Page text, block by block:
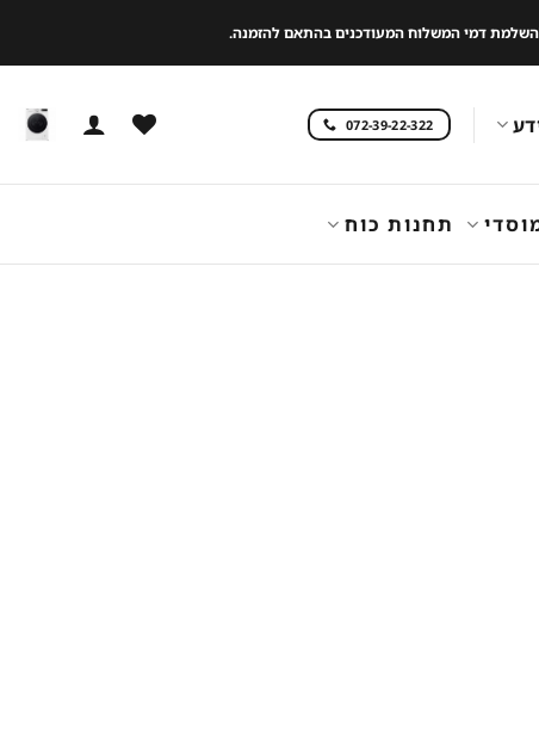
דמי המשלוח המעודכנים בהתאם להזמנה.
072-39-22-322
תחנות כוח